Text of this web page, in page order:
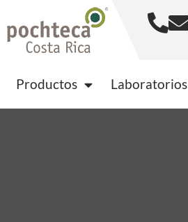
Productos Laboratorios